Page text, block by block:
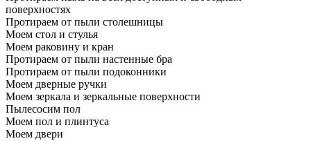
поверхностях
Протираем от пыли столешницы
Моем стол и стулья
Моем раковину и кран
Протираем от пыли настенные бра
Протираем от пыли подоконники
Моем дверные ручки
Моем зеркала и зеркальные поверхности
Пылесосим пол
Моем пол и плинтуса
Моем двери